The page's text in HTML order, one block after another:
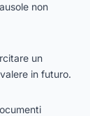
non
un
in futuro.